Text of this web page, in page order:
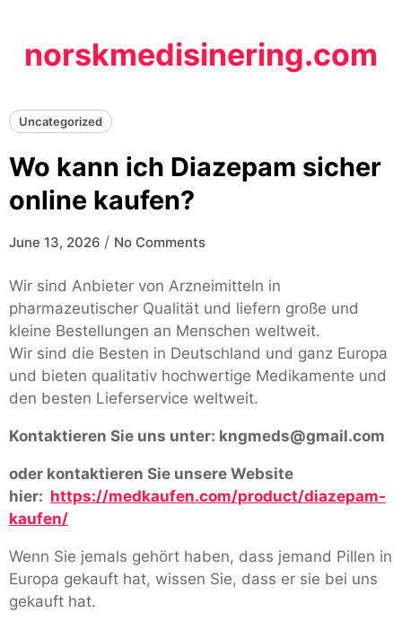
contentnorskmedisinering.com
Uncategorized
Wo kann ich Diazepam sicher
online kaufen?
June 13, 2026 / No Comments
Wir sind Anbieter von Arzneimitteln in
pharmazeutischer Qualität und liefern große und
kleine Bestellungen an Menschen weltweit.
Wir sind die Besten in Deutschland und ganz Europa
und bieten qualitativ hochwertige Medikamente und
den besten Lieferservice weltweit.
Kontaktieren Sie uns unter: kngmeds@gmail.com
oder kontaktieren Sie unsere Website
hier: https://medkaufen.com/product/diazepam-
kaufen/
Wenn Sie jemals gehört haben, dass jemand Pillen in
Europa gekauft hat, wissen Sie, dass er sie bei uns
gekauft hat.